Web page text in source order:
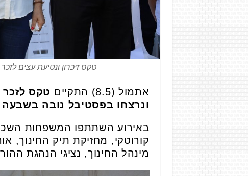
טקס זיכרון ונטיעת עצים
אתמול (8.5) התקיים
טקס לזכר
ונרצחו בפסטיבל נובה
באירוע השתתפו המשפחות
קורוטקי, מחזיקת תיק החינוך,
מינהל החינוך, נציגי הנהגת